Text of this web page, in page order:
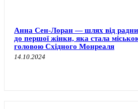
Анна Сен-Лоран — шлях від
до першої жінки, яка стала
головою Східного Монреаля
14.10.2024